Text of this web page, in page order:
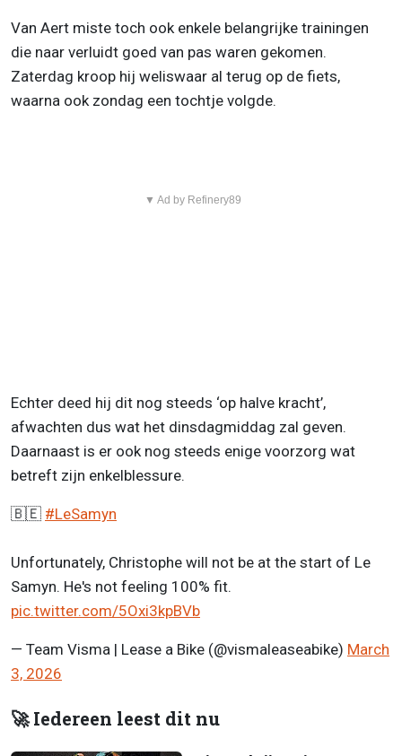
Van Aert miste toch ook enkele belangrijke trainingen
die naar verluidt goed van pas waren gekomen.
Zaterdag kroop hij weliswaar al terug op de fiets,
waarna ook zondag een tochtje volgde.
▼ Ad by Refinery89
Echter deed hij dit nog steeds ‘op halve kracht’,
afwachten dus wat het dinsdagmiddag zal geven.
Daarnaast is er ook nog steeds enige voorzorg wat
betreft zijn enkelblessure.
🇧🇪 #LeSamyn
Unfortunately, Christophe will not be at the start of Le
Samyn. He's not feeling 100% fit.
pic.twitter.com/5Oxi3kpBVb
— Team Visma | Lease a Bike (@vismaleaseabike) March
3, 2026
🚀 Iedereen leest dit nu